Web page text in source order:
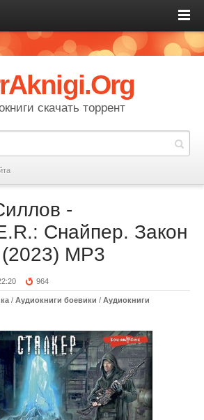
скачать торрент
-
Снайпер. Закон
МР3
964
/ Аудиокниги боевики / Аудиокниги